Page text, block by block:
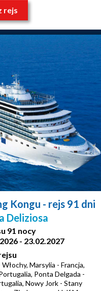
rejs
Kongu - rejs 91 dni
Deliziosa
91 nocy
- 23.02.2027
Marsylia - Francja,
Ponta Delgada -
Nowy Jork - Stany